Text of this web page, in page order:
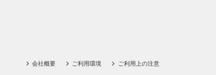
会社概要 ご利用環境 ご利用上の注意